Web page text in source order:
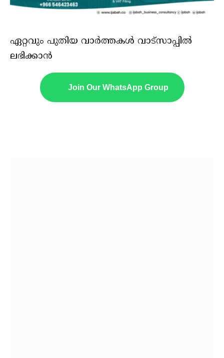
ഏറ്റവും പുതിയ വാർത്തകൾ വാട്സാപ്പിൽ
ലഭിക്കാൻ
Join Our WhatsApp Group